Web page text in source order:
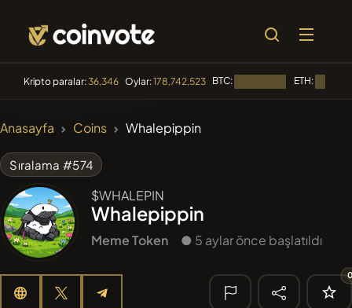
Kripto paralar:36,346 Oylar:178,742,523 BTC: ETH:
POOPSIE
FYRA#278
Anasayfa Coins Whalepippin
Sıralama #574
$WHALEPIN
Whalepippin
Meme Token ● 5 aylar önce başlatıldı